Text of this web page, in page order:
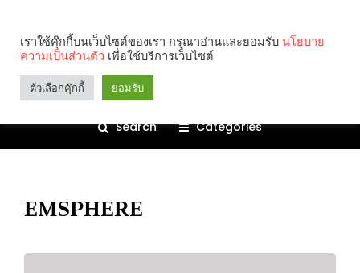
Search Categories
EMSPHERE
เราใช้คุ๊กกี้บนเว็บไซต์ของเรา กรุณาอ่านและยอมรับ นโยบาย
ความเป็นส่วนตัว เพื่อใช้บริการเว็บไซต์
ตัวเลือกคุ๊กกี้ ยอมรับ